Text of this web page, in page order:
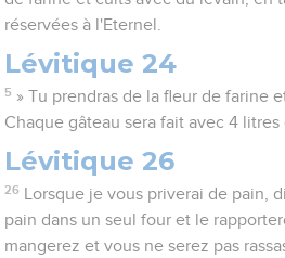
réservées à l'Eternel.
Lévitique 24
5 » Tu prendras de la fleur de farine
Chaque gâteau sera fait avec 4
Lévitique 26
26
Lorsque je vous priverai de pain,
pain dans un seul four et le
mangerez et vous ne serez pas